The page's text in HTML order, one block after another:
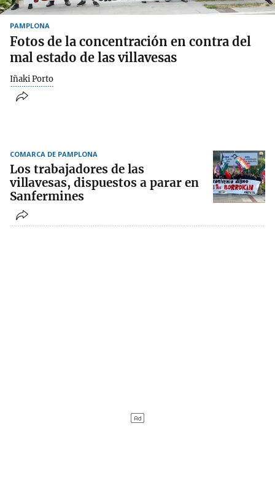
PAMPLONA
Fotos de la concentración en contra del
mal estado de las villavesas
Iñaki Porto
COMARCA DE PAMPLONA
Los trabajadores de las
villavesas, dispuestos a parar en
Sanfermines